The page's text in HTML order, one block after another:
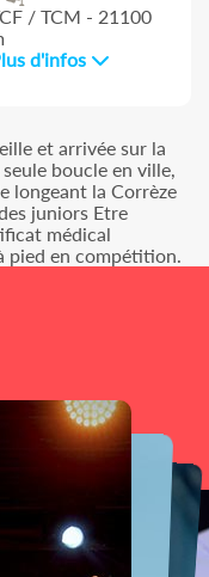
/ TCM - 21100
d'infos
et arrivée sur la
boucle en ville,
longeant la Corrèze
juniors Etre
médical
pied en compétition.